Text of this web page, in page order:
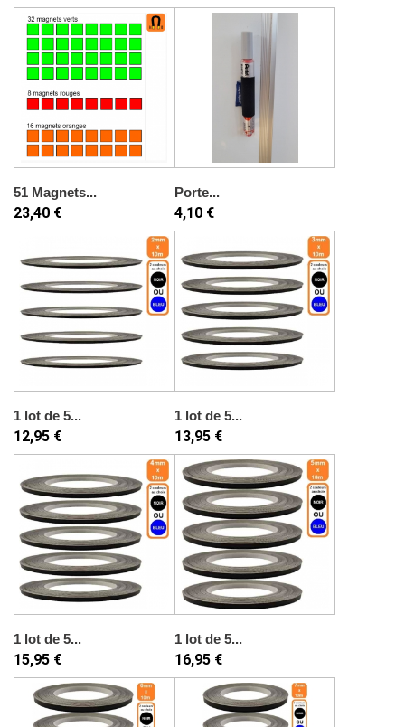
51 Magnets...
23,40 €
Porte...
4,10 €
1 lot de 5...
12,95 €
1 lot de 5...
13,95 €
1 lot de 5...
15,95 €
1 lot de 5...
16,95 €